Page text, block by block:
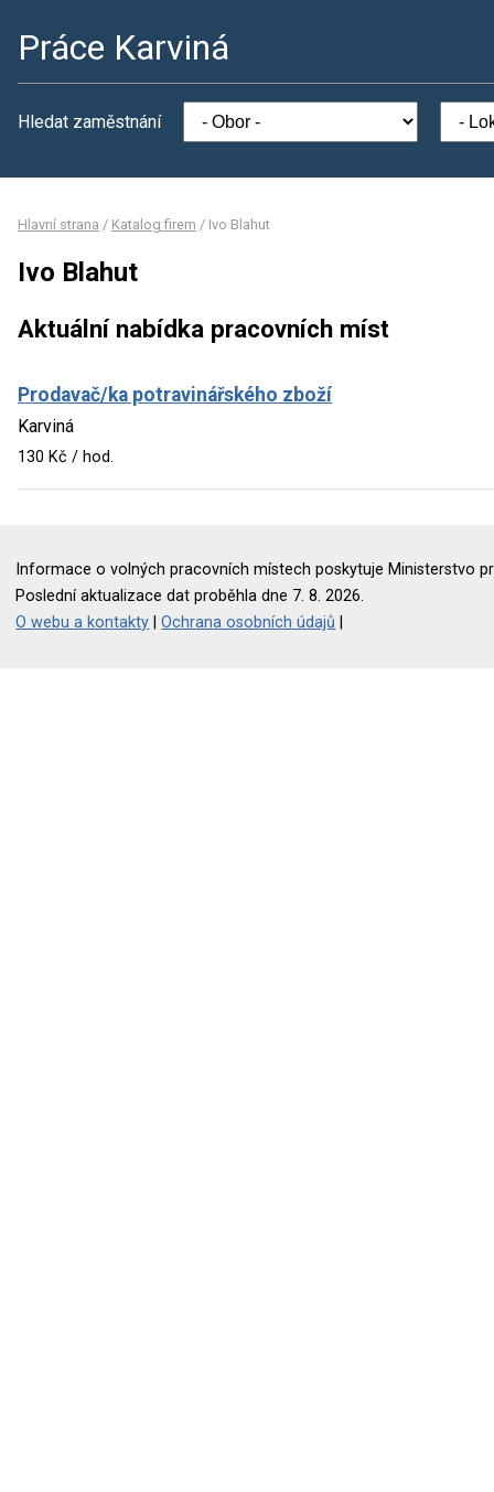
Práce Karviná
Hledat zaměstnání
Hlavní strana / Katalog firem / Ivo Blahut
Ivo Blahut
Aktuální nabídka pracovních míst
Prodavač/ka potravinářského zboží
Karviná
130 Kč / hod.
Informace o volných pracovních místech poskytuje Ministerstvo
Poslední aktualizace dat proběhla dne 7. 8. 2026.
O webu a kontakty |Ochrana osobních údajů